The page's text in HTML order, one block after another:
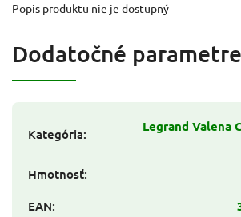
Popis produktu nie je dostupný
Dodatočné parametre
Kategória:
Legrand Valena
Hmotnosť:
EAN: